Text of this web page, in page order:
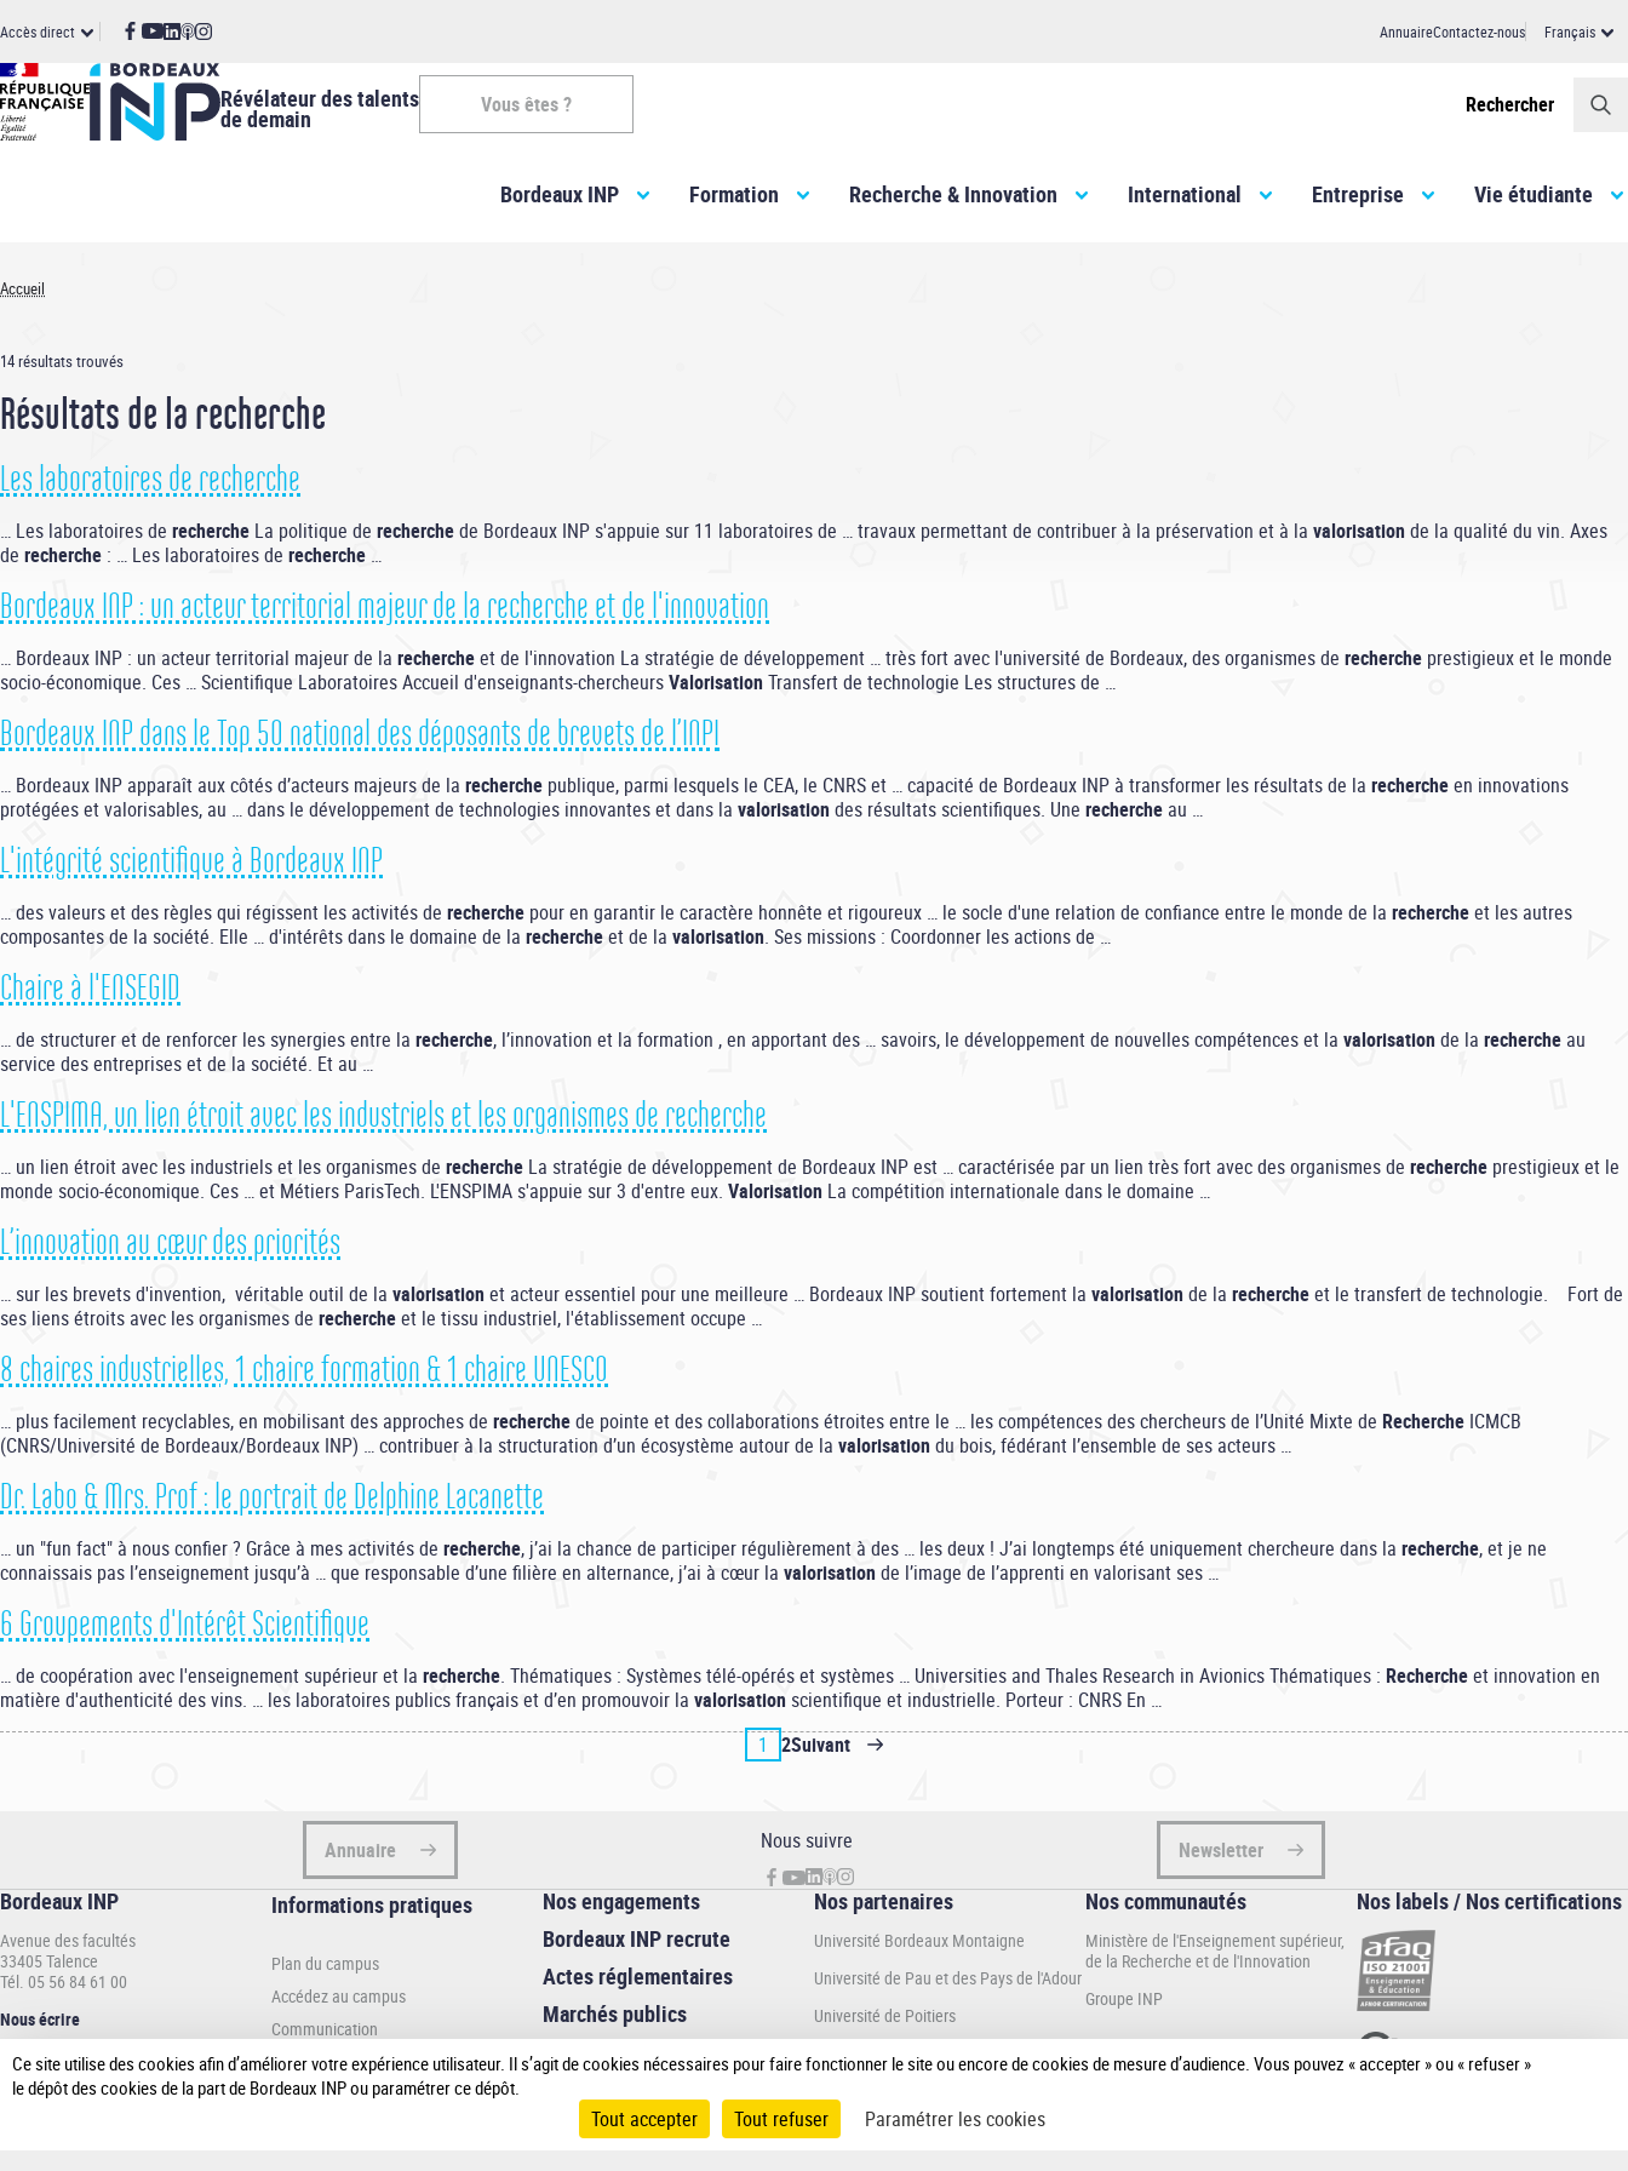
au
contenu
principal
Accès direct AnnuaireContactez-nous Français
Révélateur des talents
de demain Vous êtes ? Rechercher
Bordeaux INP Formation Recherche & Innovation International Entreprise Vie étudiante
d'Ariane
Accueil
14 résultats trouvés
Résultats de la recherche
Les laboratoires de recherche
… Les laboratoires de recherche La politique de recherchede Bordeaux INP s'appuie sur 11 laboratoires de … travaux permettant de contribuer à la préservation et à la valorisation de la qualité du vin. Axes
de recherche : … Les laboratoires de recherche …
Bordeaux INP : un acteur territorial majeur de la recherche et de l'innovation
… Bordeaux INP : un acteur territorial majeur de la rechercheet de l'innovation La stratégie de développement … très fort avec l'université de Bordeaux, des organismes de recherche prestigieux et le monde
socio-économique. Ces … Scientifique Laboratoires Accueil d'enseignants-chercheursValorisation Transfert de technologie Les structures de …
Bordeaux INP dans le Top 50 national des déposants de brevets de l’INPI
… Bordeaux INP apparaît aux côtés d’acteurs majeurs de la recherche publique, parmi lesquels le CEA, le CNRS et … capacité de Bordeaux INP à transformer les résultats de la rechercheen innovations
protégées et valorisables, au … dans le développement de technologies innovantes et dans la valorisation des résultats scientifiques. Une recherche au …
L'intégrité scientifique à Bordeaux INP
… des valeurs et des règles qui régissent les activités de recherche pour en garantir le caractère honnête et rigoureux … le socle d'une relation de confiance entre le monde de la rechercheet les autres
composantes de la société. Elle … d'intérêts dans le domaine de la rechercheet de la valorisation. Ses missions : Coordonner les actions de …
Chaire à l'ENSEGID
… de structurer et de renforcer les synergies entre la recherche, l’innovation et la formation , en apportant des … savoirs, le développement de nouvelles compétences et la valorisation de la recherche au
service des entreprises et de la société. Et au …
L'ENSPIMA, un lien étroit avec les industriels et les organismes de recherche
… un lien étroit avec les industriels et les organismes de recherche La stratégie de développement de Bordeaux INP est … caractérisée par un lien très fort avec des organismes de recherche prestigieux et le
monde socio-économique. Ces … et Métiers ParisTech. L'ENSPIMA s'appuie sur 3 d'entre eux. Valorisation La compétition internationale dans le domaine …
L’innovation au cœur des priorités
… sur les brevets d'invention, véritable outil de la valorisation et acteur essentiel pour une meilleure … Bordeaux INP soutient fortement la valorisation de la rechercheet le transfert de technologie. Fort de
ses liens étroits avec les organismes de rechercheet le tissu industriel, l'établissement occupe …
8 chaires industrielles, 1 chaire formation & 1 chaire UNESCO
… plus facilement recyclables, en mobilisant des approches de recherchede pointe et des collaborations étroites entre le … les compétences des chercheurs de l’Unité Mixte de Recherche ICMCB
(CNRS/Université de Bordeaux/Bordeaux INP) … contribuer à la structuration d’un écosystème autour de la valorisation du bois, fédérant l’ensemble de ses acteurs …
Dr. Labo & Mrs. Prof : le portrait de Delphine Lacanette
… un "fun fact" à nous confier ? Grâce à mes activités de recherche, j’ai la chance de participer régulièrement à des … les deux ! J’ai longtemps été uniquement chercheure dans la recherche, et je ne
connaissais pas l’enseignement jusqu’à … que responsable d’une filière en alternance, j’ai à cœur la valorisation de l’image de l’apprenti en valorisant ses …
6 Groupements d'Intérêt Scientifique
… de coopération avec l'enseignement supérieur et la recherche. Thématiques : Systèmes télé-opérés et systèmes … Universities and Thales Research in Avionics Thématiques : Rechercheet innovation en
matière d'authenticité des vins. … les laboratoires publics français et d’en promouvoir la valorisation scientifique et industrielle. Porteur : CNRS En …
Page
1 Page
2Page
Suivant
Annuaire Nous suivre Newsletter
Bordeaux INP
Avenue des facultés
33405 Talence
Tél. 05 56 84 61 00
Nous écrire
Informations
INP
Informations pratiques
Plan du campus
Accédez au campus
Communication
Espace presse
Nos engagements
Bordeaux INP recrute
Actes réglementaires
Marchés publics
Ressources
institutionnelles
Nos partenaires
Université Bordeaux Montaigne
Université de Pau et des Pays de l'Adour
Université de Poitiers
Sciences Po Bordeaux
En association avec :
Nos communautés
Ministère de l'Enseignement supérieur,
de la Recherche et de l'Innovation
Groupe INP
Nos labels / Nos certifications
Ce site utilise des cookies afin d’améliorer votre expérience utilisateur. Il s’agit de cookies nécessaires pour faire fonctionner le site ou encore de cookies de mesure d’audience. Vous pouvez « accepter » ou « refuser »
le dépôt des cookies de la part de Bordeaux INP ou paramétrer ce dépôt.
Tout accepter Tout refuser Paramétrer les cookies